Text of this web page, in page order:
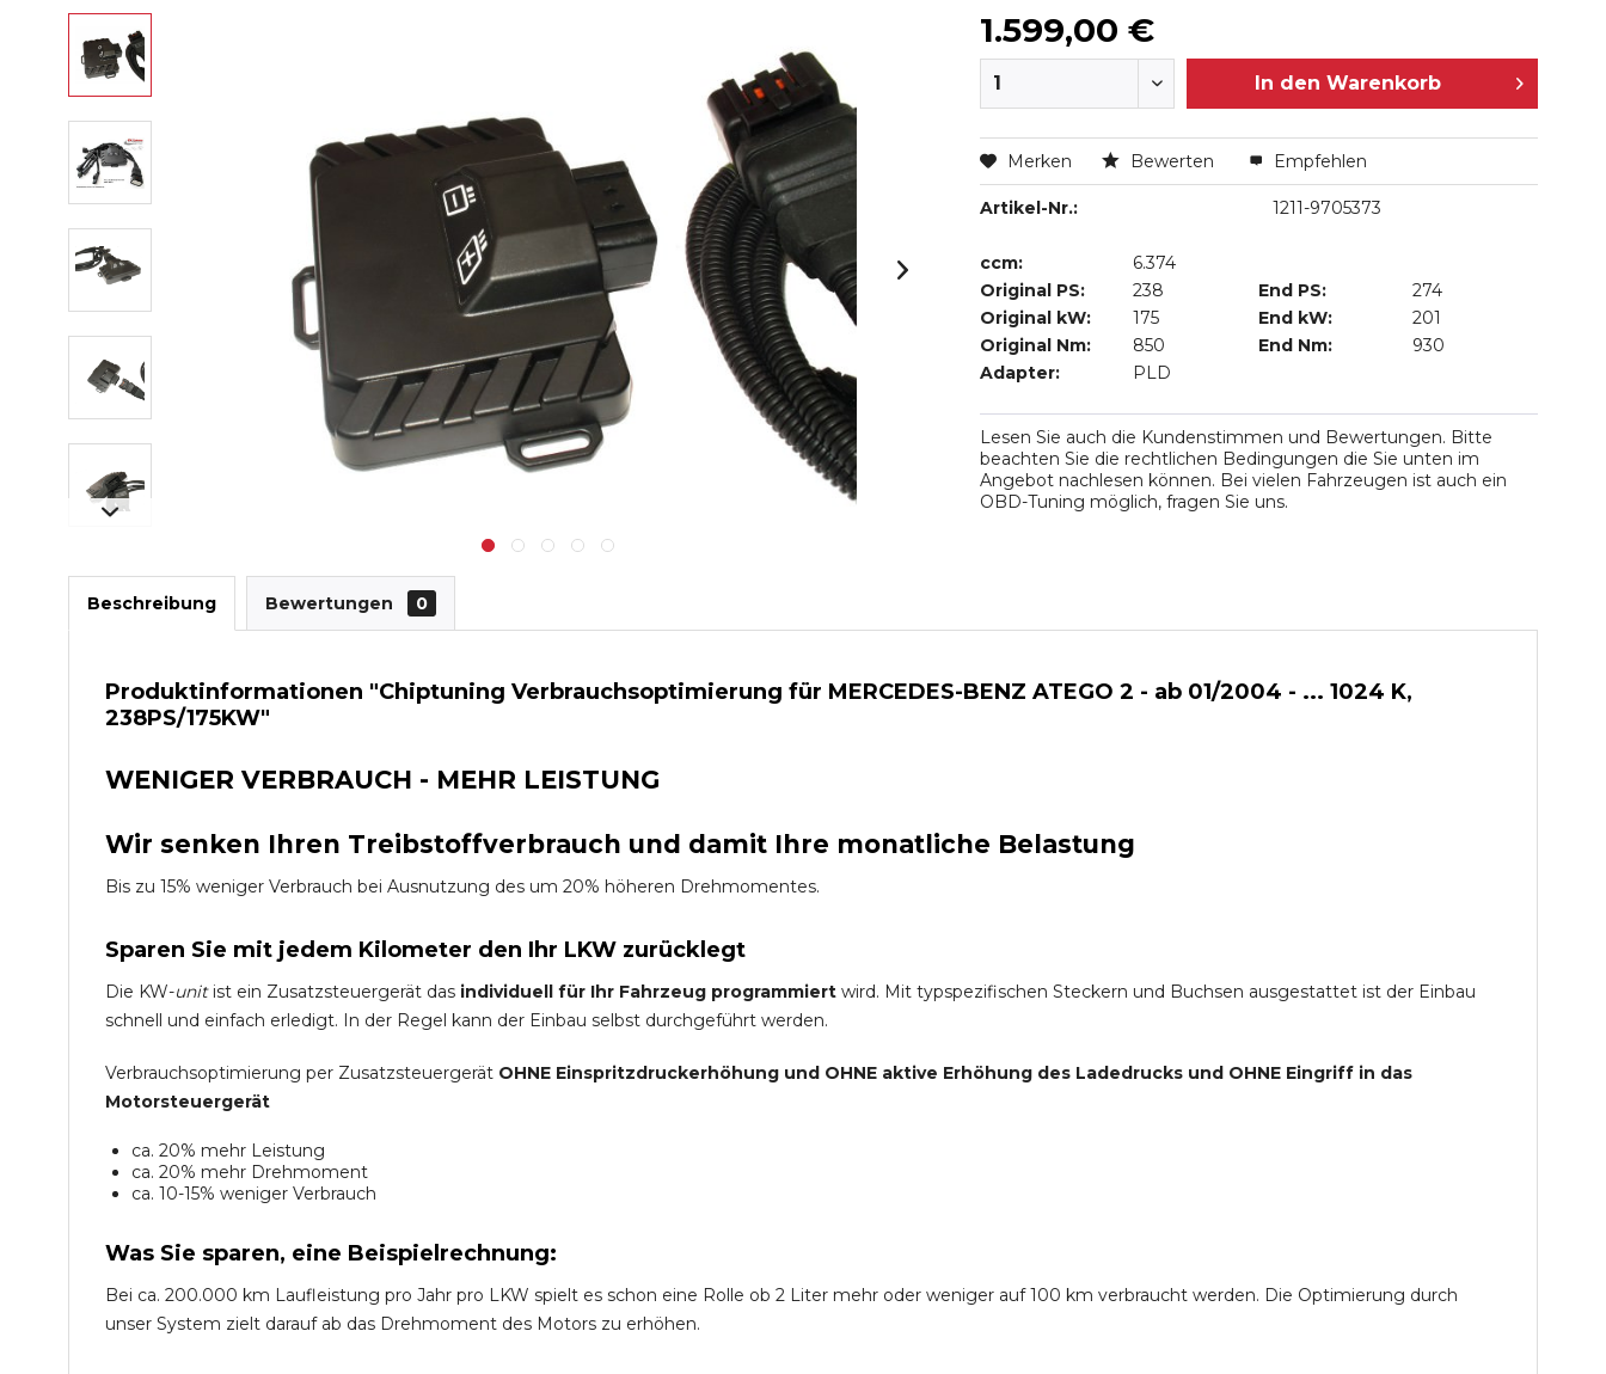
1.599,00 €
In den Warenkorb
Merken Bewerten Empfehlen
Artikel-Nr.: 1211-9705373
ccm:
6.374
Original PS:
238 End PS:
274
Original kW:
175 End kW:
201
Original Nm:
850 End Nm:
930
Adapter:
PLD
Lesen Sie auch die Kundenstimmen und Bewertungen. Bitte
beachten Sie die rechtlichen Bedingungen die Sie unten im
Angebot nachlesen können. Bei vielen Fahrzeugen ist auch ein
OBD-Tuning möglich, fragen Sie uns.
Beschreibung Bewertungen 0
Produktinformationen "Chiptuning Verbrauchsoptimierung für MERCEDES-BENZ ATEGO 2 - ab 01/2004 - ... 1024 K,
238PS/175KW"
WENIGER VERBRAUCH - MEHR LEISTUNG
Wir senken Ihren Treibstoffverbrauch und damit Ihre monatliche Belastung
Bis zu 15% weniger Verbrauch bei Ausnutzung des um 20% höheren Drehmomentes.
Sparen Sie mit jedem Kilometer den Ihr LKW zurücklegt
Die KW-unitist ein Zusatzsteuergerät das individuell für Ihr Fahrzeug programmiert wird. Mit typspezifischen Steckern und Buchsen ausgestattet ist der Einbau
schnell und einfach erledigt. In der Regel kann der Einbau selbst durchgeführt werden.
Verbrauchsoptimierung per Zusatzsteuergerät OHNE Einspritzdruckerhöhung und OHNE aktive Erhöhung des Ladedrucks und OHNE Eingriff in das
Motorsteuergerät
ca. 20% mehr Leistung
ca. 20% mehr Drehmoment
ca. 10-15% weniger Verbrauch
Was Sie sparen, eine Beispielrechnung:
Bei ca. 200.000 km Laufleistung pro Jahr pro LKW spielt es schon eine Rolle ob 2 Liter mehr oder weniger auf 100 km verbraucht werden. Die Optimierung durch
unser System zielt darauf ab das Drehmoment des Motors zu erhöhen.